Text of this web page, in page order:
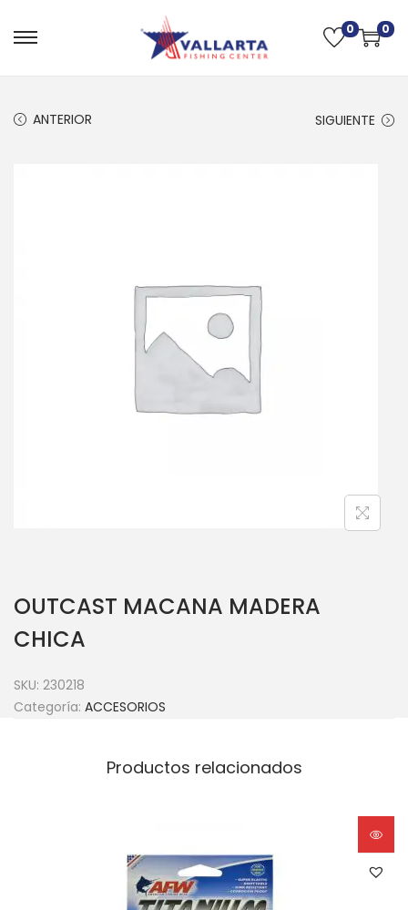
0 0
ANTERIOR SIGUIENTE
OUTCAST MACANA MADERA
CHICA
SKU: 230218
Categoría: ACCESORIOS
Productos relacionados